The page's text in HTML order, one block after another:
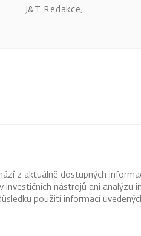
J&T Redakce,
z aktuálně dostupných
nástrojů ani
použití informací